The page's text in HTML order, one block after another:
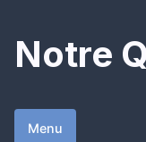
content
Notre
Menu